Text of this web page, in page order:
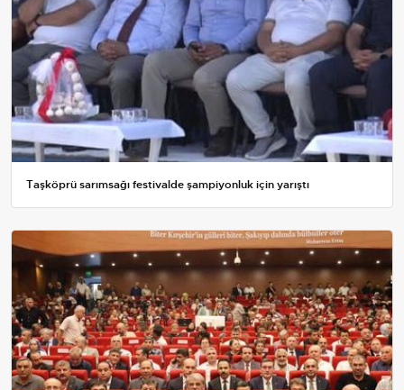
Taşköprü sarımsağı festivalde şampiyonluk için yarıştı